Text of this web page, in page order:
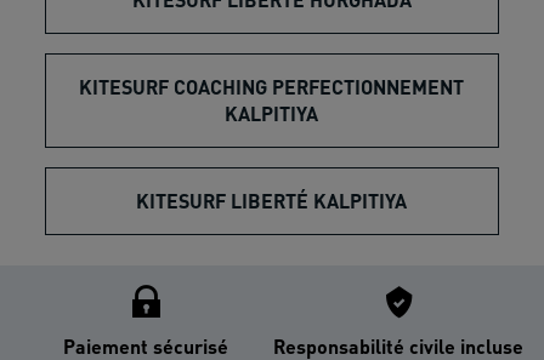
KITESURF COACHING PERFECTIONNEMENT
KALPITIYA
KITESURF LIBERTÉ KALPITIYA
Paiement sécurisé Responsabilité civile incluse